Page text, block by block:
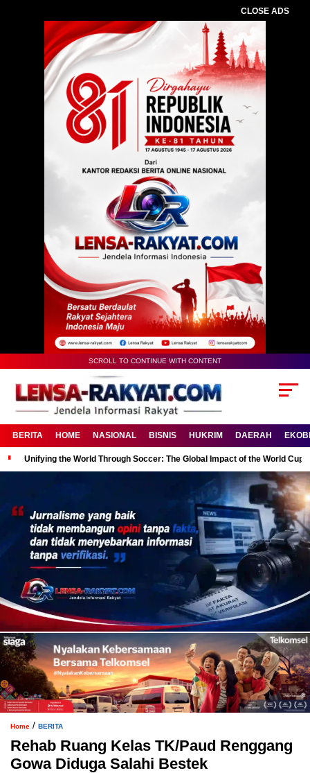
CLOSE ADS
SCROLL TO CONTINUE WITH CONTENT
BERITA HOME NASIONAL BISNIS HUKRIM DAERAH
Unifying the World Through Soccer: The Global Impact of the World Cup
Home / BERITA
Rehab Ruang Kelas TK/Paud Renggang
Gowa Diduga Salahi Bestek